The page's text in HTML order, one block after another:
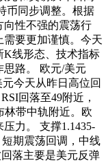
币同步调整。根据
向性不强的震荡行
要更加谨慎。今天
K线形态、技术指标
路。 欧元/美元
元今天从昨日高位回
回落至49附近，
林带中轨附近。欧
力。 支撑1.1435-
短期震荡回调，中线
落主要是美元反弹